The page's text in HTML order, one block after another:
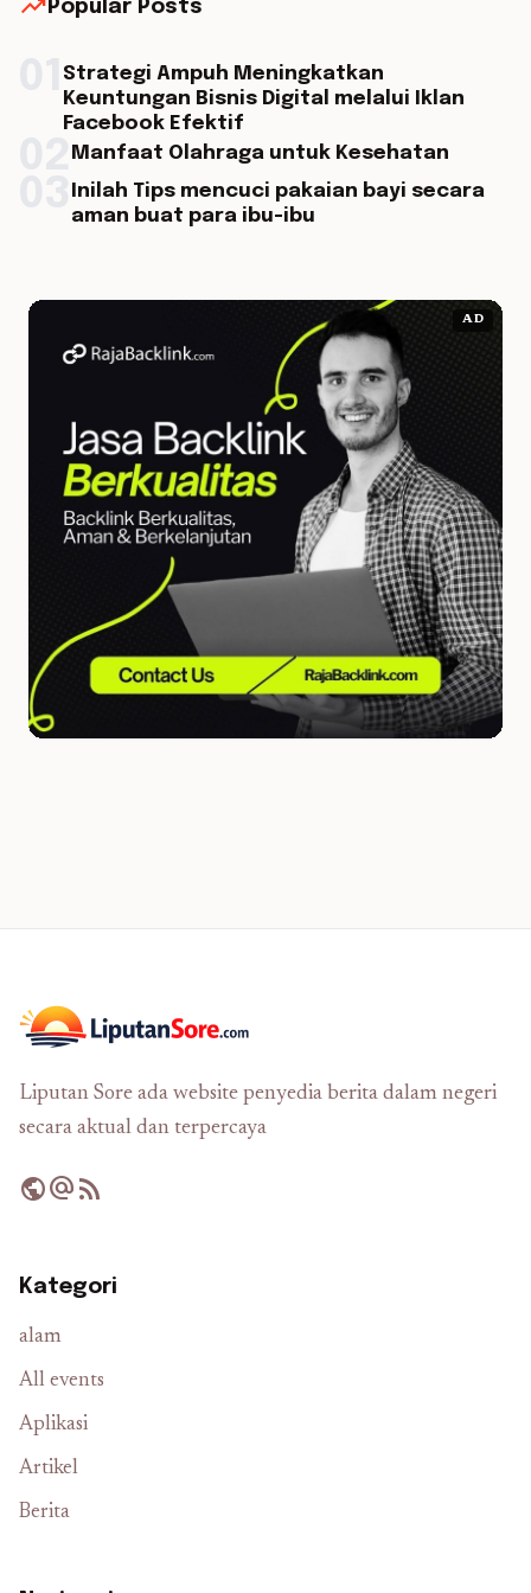
trending_up Popular Posts
Strategi Ampuh Meningkatkan
Keuntungan Bisnis Digital melalui Iklan
Facebook Efektif
Manfaat Olahraga untuk Kesehatan
Inilah Tips mencuci pakaian bayi secara
aman buat para ibu-ibu
AD
Liputan Sore ada website penyedia berita dalam negeri
secara aktual dan terpercaya
publicalternate_emailrss_feed
Kategori
alam
All events
Aplikasi
Artikel
Berita